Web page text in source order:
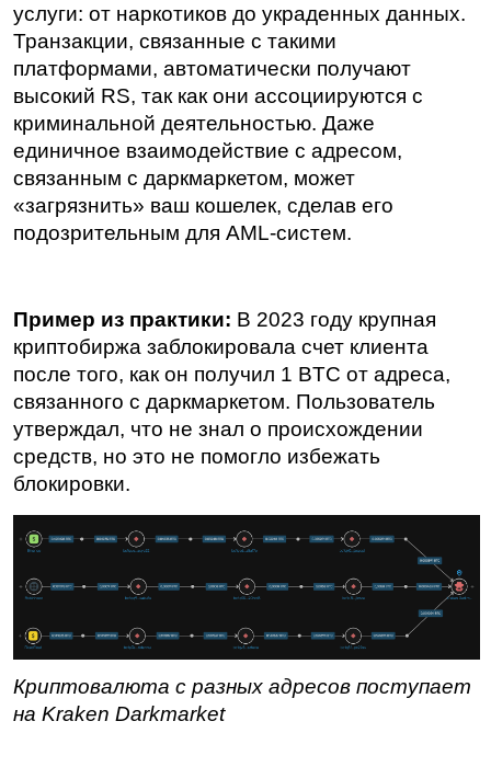
услуги: от наркотиков до украденных данных.
Транзакции, связанные с такими
платформами, автоматически получают
высокий RS, так как они ассоциируются с
криминальной деятельностью. Даже
единичное взаимодействие с адресом,
связанным с даркмаркетом, может
«загрязнить» ваш кошелек, сделав его
подозрительным для AML-систем.
Пример из практики: В 2023 году крупная
криптобиржа заблокировала счет клиента
после того, как он получил 1 BTC от адреса,
связанного с даркмаркетом. Пользователь
утверждал, что не знал о происхождении
средств, но это не помогло избежать
блокировки.
Криптовалюта с разных адресов поступает
на Kraken Darkmarket